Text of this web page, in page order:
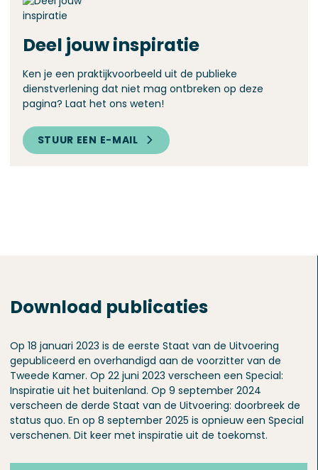
Deel jouw inspiratie
Ken je een praktijkvoorbeeld uit de publieke
dienstverlening dat niet mag ontbreken op deze
pagina? Laat het ons weten!
STUUR EEN E-MAIL
Download publicaties
Op 18 januari 2023 is de eerste Staat van de Uitvoering
gepubliceerd en overhandigd aan de voorzitter van de
Tweede Kamer. Op 22 juni 2023 verscheen een Special:
Inspiratie uit het buitenland. Op 9 september 2024
verscheen de derde Staat van de Uitvoering: doorbreek de
status quo. En op 8 september 2025 is opnieuw een Special
verschenen. Dit keer met inspiratie uit de toekomst.